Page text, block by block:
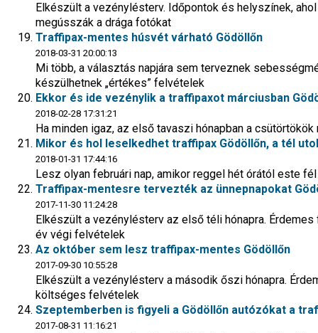
Elkészült a vezénylésterv. Időpontok és helyszínek,
megússzák a drága fotókat
Traffipax-mentes húsvét várható Gödöllőn
2018-03-31 20:00:13
Mi több, a választás napjára sem terveznek
készülhetnek „értékes” felvételek
Ekkor és ide vezénylik a traffipaxot márciusban
2018-02-28 17:31:21
Ha minden igaz, az első tavaszi hónapban a
Mikor és hol leselkedhet traffipax Gödöllőn, a tél
2018-01-31 17:44:16
Lesz olyan februári nap, amikor reggel hét órától este
Traffipax-mentesre tervezték az ünnepnapokat
2017-11-30 11:24:28
Elkészült a vezénylésterv az első téli hónapra.
év végi felvételek
Az október sem lesz traffipax-mentes Gödöllőn
2017-09-30 10:55:28
Elkészült a vezénylésterv a második őszi hónapra.
költséges felvételek
Szeptemberben is figyeli a Gödöllőn autózókat a
2017-08-31 11:16:21